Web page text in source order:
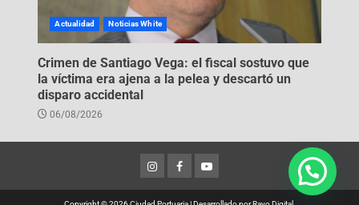
Actualidad Noticias White
Crimen de Santiago Vega: el fiscal sostuvo que
la víctima era ajena a la pelea y descartó un
disparo accidental
06/08/2026